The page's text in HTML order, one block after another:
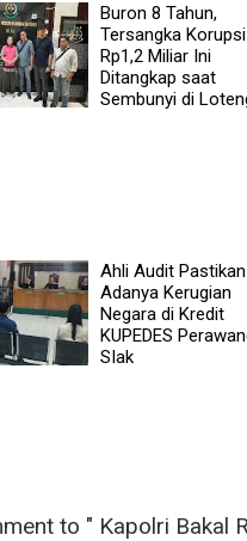
Buron 8 Tahun,
Tersangka Korupsi
Rp1,2 Miliar Ini
Ditangkap saat
Sembunyi di
Ahli Audit Pastikan
Adanya Kerugian
Negara di Kredit
KUPEDES
SIak
to " Kapolri Bakal